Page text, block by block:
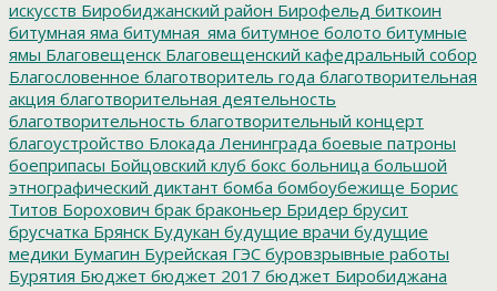
искусств Биробиджанский район Бирофельд биткоин
битумная яма битумная_яма битумное болото битумные
ямы Благовещенск Благовещенский кафедральный собор
Благословенное благотворитель года благотворительная
акция благотворительная деятельность
благотворительность благотворительный концерт
благоустройство Блокада Ленинграда боевые патроны
боеприпасы Бойцовский клуб бокс больница большой
этнографический диктант бомба бомбоубежище Борис
Титов Борохович брак браконьер Бридер брусит
брусчатка Брянск Будукан будущие врачи будущие
медики Бумагин Бурейская ГЭС буровзрывные работы
Бурятия Бюджет бюджет 2017 бюджет Биробиджана